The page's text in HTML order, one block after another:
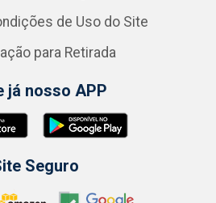
de Uso do Site
para Retirada
já nosso APP
Seguro